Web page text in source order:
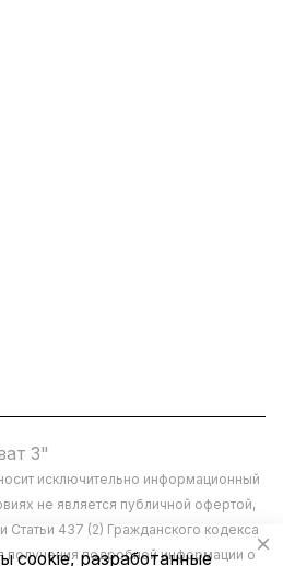
3"
исключительно информационный
не является публичной офертой,
437 (2) Гражданского кодекса
подробной информации о
cookie, разработанные